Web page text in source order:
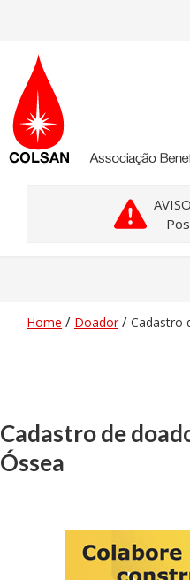
conteúdo
Home / Doador/ Cadastro
Cadastro de
Óssea